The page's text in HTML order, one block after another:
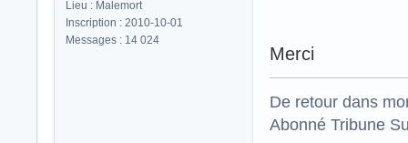
Lieu : Malemort
Inscription : 2010-10-01
Messages : 14 024
Merci
De retour dans
Abonné Tribune